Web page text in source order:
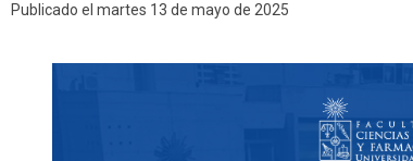
Publicado el martes 13 de mayo de 2025